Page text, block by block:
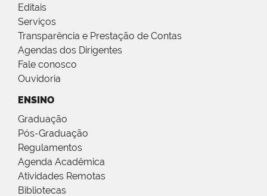
Editais
Serviços
Transparência e Prestação de Contas
Agendas dos Dirigentes
Fale conosco
Ouvidoria
ENSINO
Graduação
Pós-Graduação
Regulamentos
Agenda Acadêmica
Atividades Remotas
Bibliotecas